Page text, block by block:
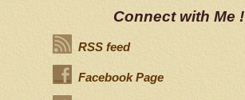
Connect with Me !
RSS feed
Facebook Page